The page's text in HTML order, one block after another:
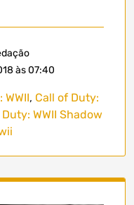
às 07:40
, Call of Duty:
WWII Shadow